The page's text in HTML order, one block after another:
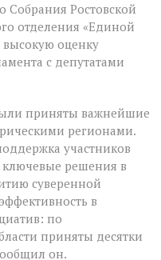
Государственной
Думе
состоялось
заключительное
сессии,
ставшее
последним
для
VIII
созыва
Собрания Ростовской
отделения «Единой
оценку
с депутатами
приняты важнейшие
регионами.
участников
решения в
суверенной
в
по
приняты десятки
он.